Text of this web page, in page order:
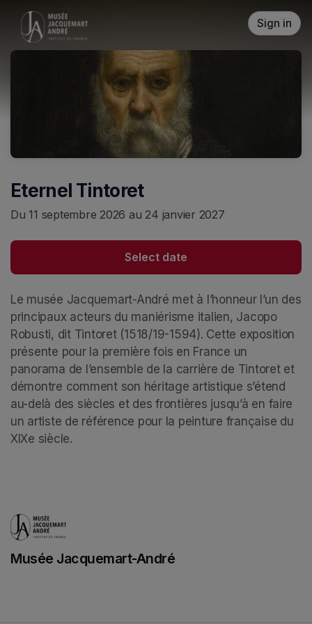
Skip header
Sign in
Eternel Tintoret
Du 11 septembre 2026 au 24 janvier 2027
Select date
Le musée Jacquemart-André met à l’honneur l’un des
principaux acteurs du maniérisme italien, Jacopo
Robusti, dit Tintoret (1518/19-1594). Cette exposition
présente pour la première fois en France un
panorama de l’ensemble de la carrière de Tintoret et
démontre comment son héritage artistique s’étend
au-delà des siècles et des frontières jusqu’à en faire
un artiste de référence pour la peinture française du
XIXe siècle.
Musée Jacquemart-André